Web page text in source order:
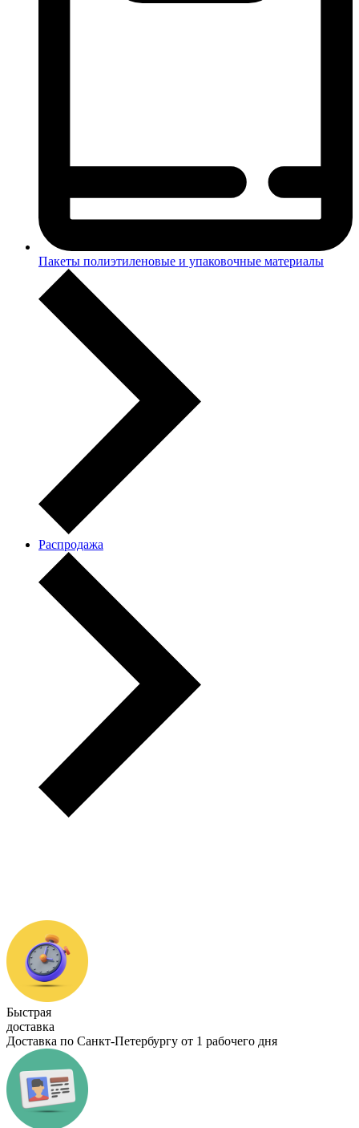
Пакеты полиэтиленовые и упаковочные материалы
Распродажа
Быстрая
доставка
Доставка по Санкт-Петербургу от 1 рабочего дня